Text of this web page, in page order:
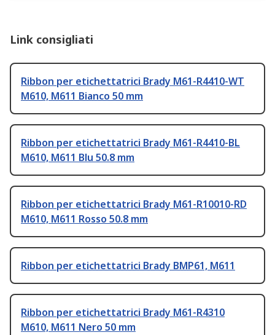
Link consigliati
Ribbon per etichettatrici Brady M61-R4410-WT
M610, M611 Bianco 50 mm
Ribbon per etichettatrici Brady M61-R4410-BL
M610, M611 Blu 50.8 mm
Ribbon per etichettatrici Brady M61-R10010-RD
M610, M611 Rosso 50.8 mm
Ribbon per etichettatrici Brady BMP61, M611
Ribbon per etichettatrici Brady M61-R4310
M610, M611 Nero 50 mm